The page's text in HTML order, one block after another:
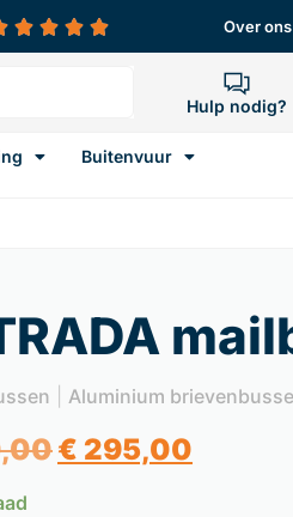
Over ons
Hulp nodig?
Buitenvuur
Aluminium
€ 295,00